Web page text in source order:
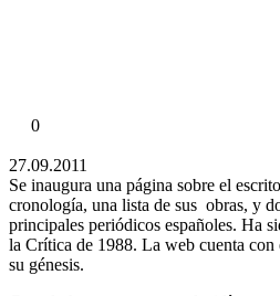
0
27.09.2011
Se inaugura una página sobre el
cronología, una lista de sus obras, y
principales periódicos españoles. Ha
la Crítica de 1988. La web cuenta
su génesis.